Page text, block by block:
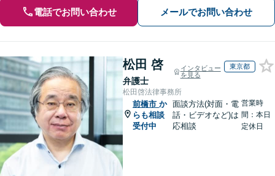
電話でお問い合わせ メールでお問い合わせ
松田 啓
弁護士
インタビュー
を見る
東京都
松田啓法律事務所
前橋市 か
らも相談
受付中
面談方法(対面・電
話・ビデオなど)は
応相談
営業時
間：本日
定休日